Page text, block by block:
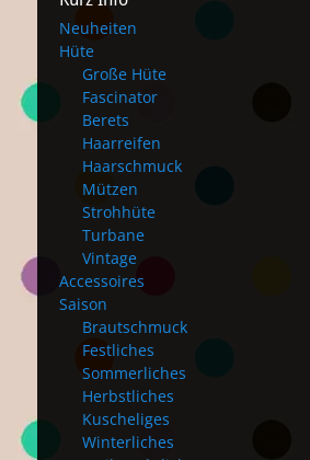
Neuheiten
Hüte
Große Hüte
Fascinator
Berets
Haarreifen
Haarschmuck
Mützen
Strohhüte
Turbane
Vintage
Accessoires
Saison
Brautschmuck
Festliches
Sommerliches
Herbstliches
Kuscheliges
Winterliches